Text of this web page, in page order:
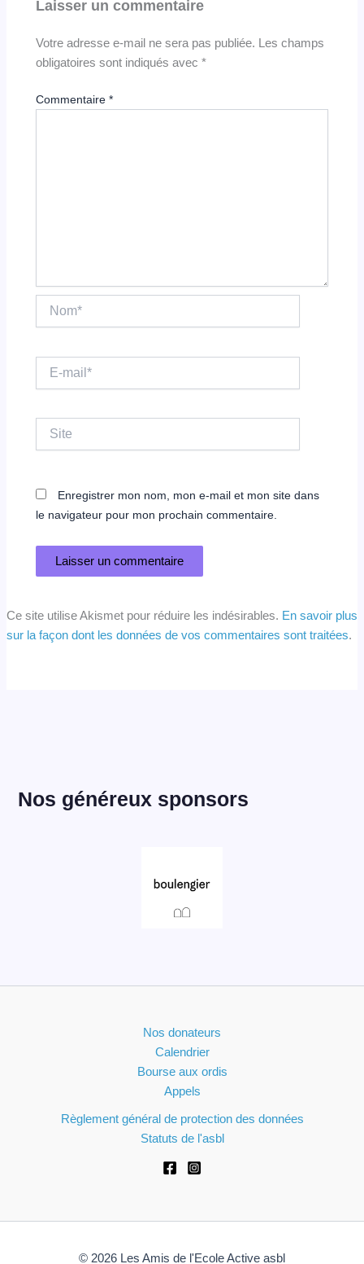
Laisser un commentaire
Votre adresse e-mail ne sera pas publiée. Les champs
obligatoires sont indiqués avec*
Commentaire*
Nom*
mail*
Site
Enregistrer mon nom, mon e-mail et mon site dans
le navigateur pour mon prochain commentaire.
Ce site utilise Akismet pour réduire les indésirables. En savoir plus
sur la façon dont les données de vos commentaires sont traitées.
Nos généreux sponsors
Nos donateurs
Calendrier
Bourse aux ordis
Appels
Règlement général de protection des données
Statuts de l'asbl
© 2026 Les Amis de l'Ecole Active asbl